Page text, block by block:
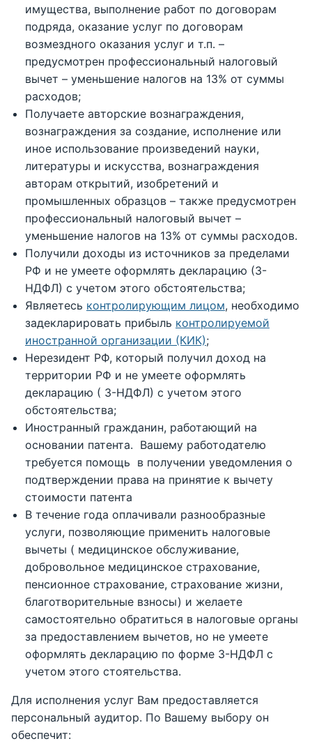
имущества, выполнение работ по договорам
подряда, оказание услуг по договорам
возмездного оказания услуг и т.п. –
предусмотрен профессиональный налоговый
вычет – уменьшение налогов на 13% от суммы
расходов;
Получаете авторские вознаграждения,
вознаграждения за создание, исполнение или
иное использование произведений науки,
литературы и искусства, вознаграждения
авторам открытий, изобретений и
промышленных образцов – также предусмотрен
профессиональный налоговый вычет –
уменьшение налогов на 13% от суммы расходов.
Получили доходы из источников за пределами
РФ и не умеете оформлять декларацию (3-
НДФЛ) с учетом этого обстоятельства;
Являетесь контролирующим лицом, необходимо
задекларировать прибыль контролируемой
иностранной организации (КИК);
Нерезидент РФ, который получил доход на
территории РФ и не умеете оформлять
декларацию ( 3-НДФЛ) с учетом этого
обстоятельства;
Иностранный гражданин, работающий на
основании патента. Вашему работодателю
требуется помощь в получении уведомления о
подтверждении права на принятие к вычету
стоимости патента
В течение года оплачивали разнообразные
услуги, позволяющие применить налоговые
вычеты ( медицинское обслуживание,
добровольное медицинское страхование,
пенсионное страхование, страхование жизни,
благотворительные взносы) и желаете
самостоятельно обратиться в налоговые органы
за предоставлением вычетов, но не умеете
оформлять декларацию по форме 3-НДФЛ с
учетом этого стоятельства.
Для исполнения услуг Вам предоставляется
персональный аудитор. По Вашему выбору он
обеспечит: